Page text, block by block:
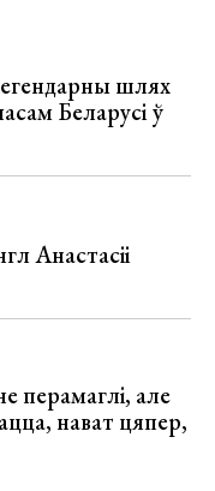
шлях
Беларусі ў
Анастасіі
перамаглі, але
нават цяпер,